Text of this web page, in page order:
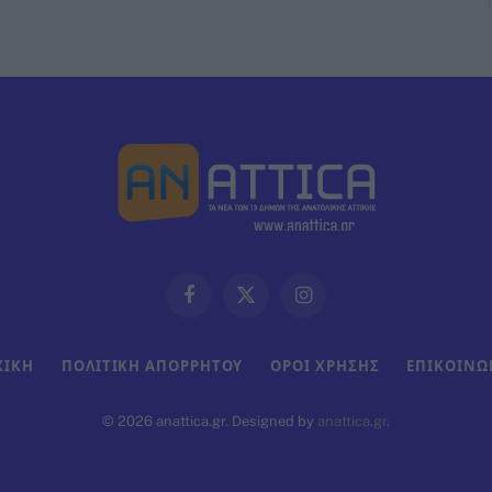
FacebookX
Instagram
ΠΟΛΙΤΙΚΗ ΑΠΟΡΡΗΤΟΥ ΟΡΟΙ ΧΡΗΣΗΣ
© 2026 anattica.gr. Designed by anattica.gr.